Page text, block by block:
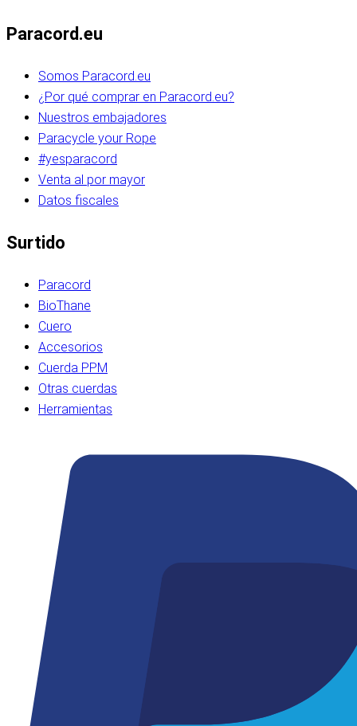
Paracord.eu
Somos Paracord.eu
¿Por qué comprar en Paracord.eu?
Nuestros embajadores
Paracycle your Rope
#yesparacord
Venta al por mayor
Datos fiscales
Surtido
Paracord
BioThane
Cuero
Accesorios
Cuerda PPM
Otras cuerdas
Herramientas